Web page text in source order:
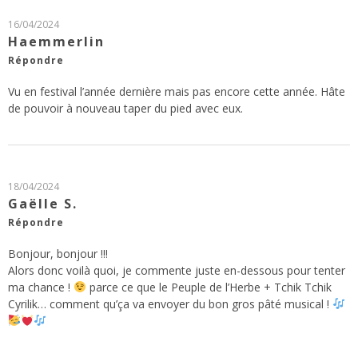
16/04/2024
Haemmerlin
Répondre
Vu en festival l’année dernière mais pas encore cette année. Hâte
de pouvoir à nouveau taper du pied avec eux.
18/04/2024
Gaëlle S.
Répondre
Bonjour, bonjour !!!
Alors donc voilà quoi, je commente juste en-dessous pour tenter
ma chance !
parce ce que le Peuple de l’Herbe + Tchik Tchik
Cyrilik… comment qu’ça va envoyer du bon gros pâté musical !